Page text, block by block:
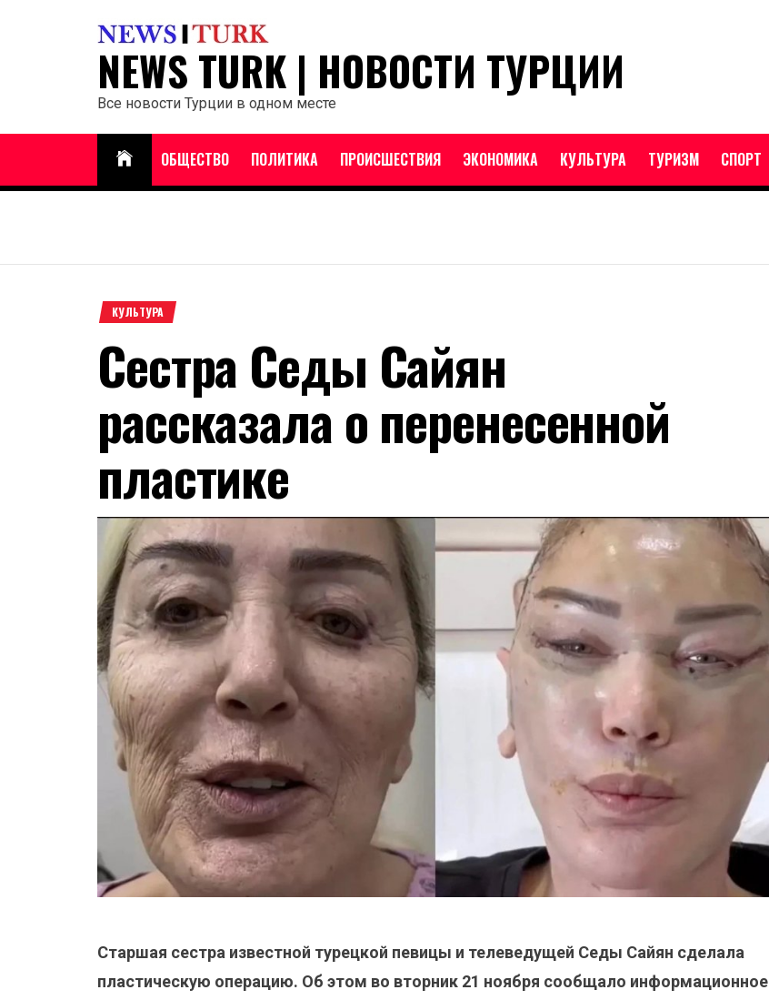
NEWS TURK | НОВОСТИ ТУРЦИИ
Все новости Турции в одном месте
ОБЩЕСТВО ПОЛИТИКА ПРОИСШЕСТВИЯ ЭКОНОМИКА КУЛЬТУРА ТУРИЗМ СПОРТ
КУЛЬТУРА
Сестра Седы Сайян
рассказала о перенесенной
пластике
Старшая сестра известной турецкой певицы и телеведущей Седы Сайян сделала
пластическую операцию. Об этом во вторник 21 ноября сообщало информационное